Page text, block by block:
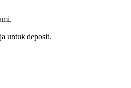
untuk deposit.